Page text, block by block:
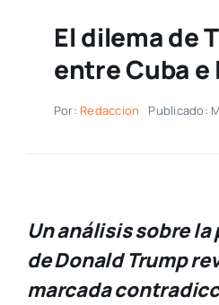
El dilema de
entre Cuba e
Por: Redaccion Publicado:
Un análisis sobre
de Donald Trump
marcada